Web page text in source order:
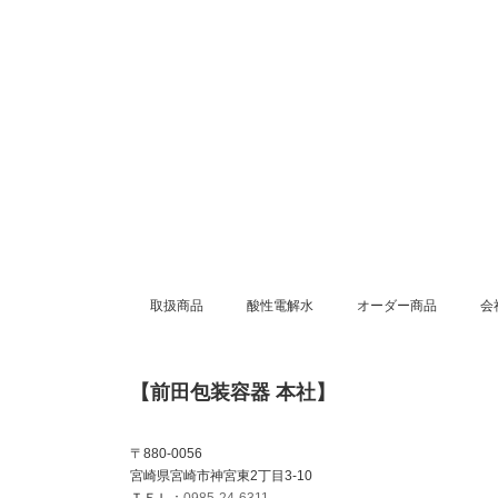
取扱商品 酸性電解水 オーダー商品 会
【前田包装容器 本社】
〒880-0056
宮崎県宮崎市神宮東2丁目3-10